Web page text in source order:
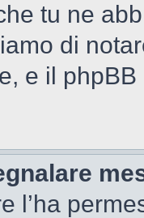
tu ne
di
e il
l’ha